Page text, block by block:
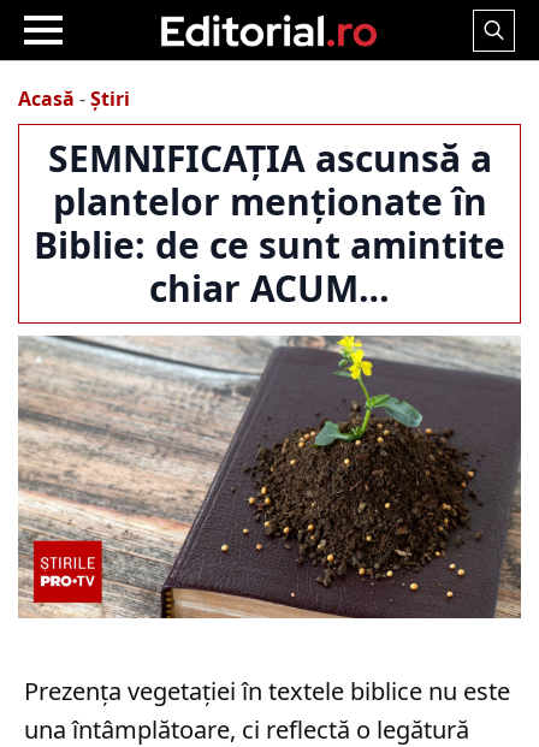
Search
Acasă -Știri
SEMNIFICAȚIA ascunsă a
plantelor menționate în
Biblie: de ce sunt amintite
chiar ACUM…
Prezența vegetației în textele biblice nu este
una întâmplătoare, ci reflectă o legătură